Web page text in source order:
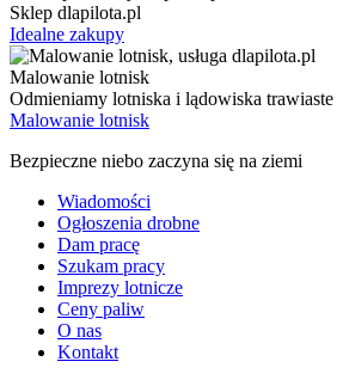
Sklep dlapilota.pl
Idealne zakupy
Malowanie lotnisk
Odmieniamy lotniska i lądowiska trawiaste
Malowanie lotnisk
Bezpieczne niebo zaczyna się na ziemi
Wiadomości
Ogłoszenia drobne
Dam pracę
Szukam pracy
Imprezy lotnicze
Ceny paliw
O nas
Kontakt